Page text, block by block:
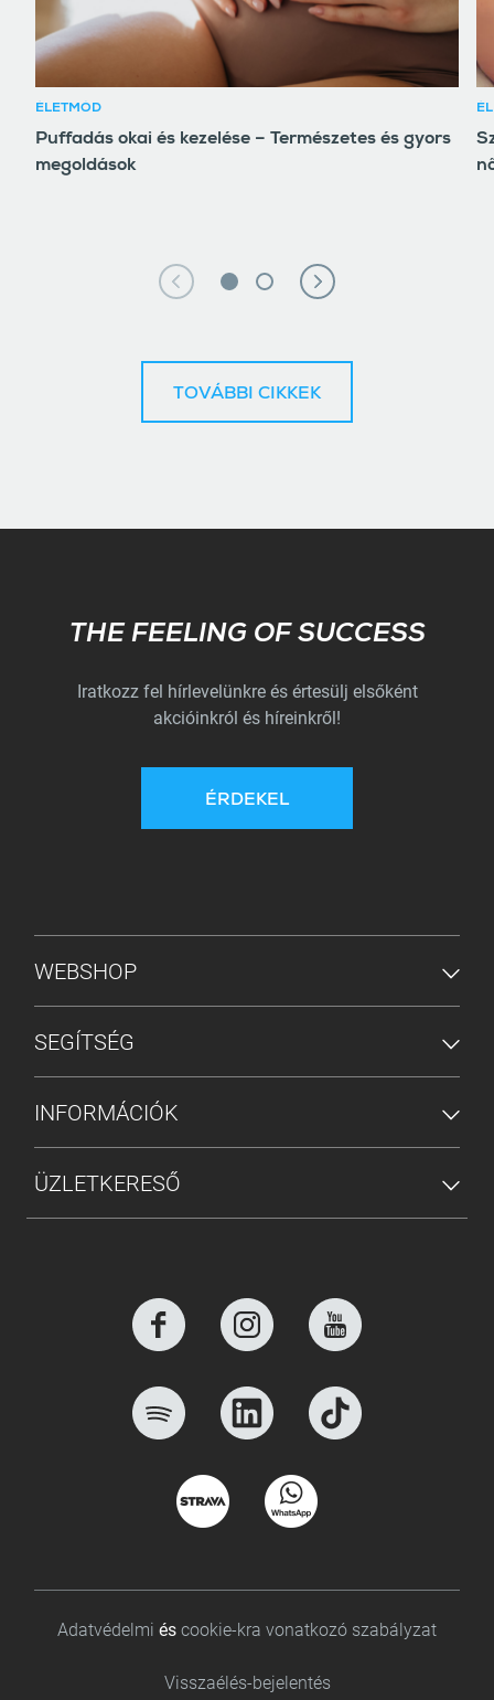
ÉLETMÓD
Puffadás okai és kezelése – Természetes és gyors
megoldások
TOVÁBBI CIKKEK
Subscribe
THE FEELING OF SUCCESS
Iratkozz fel hírlevelünkre és értesülj elsőként
akcióinkról és híreinkről!
ÉRDEKEL
ALSÓ MENÜ
WEBSHOP
SEGÍTSÉG
INFORMÁCIÓK
ÜZLETKERESŐ
Footer bottom
Adatvédelmi és cookie-kra vonatkozó szabályzat
Visszaélés-bejelentés